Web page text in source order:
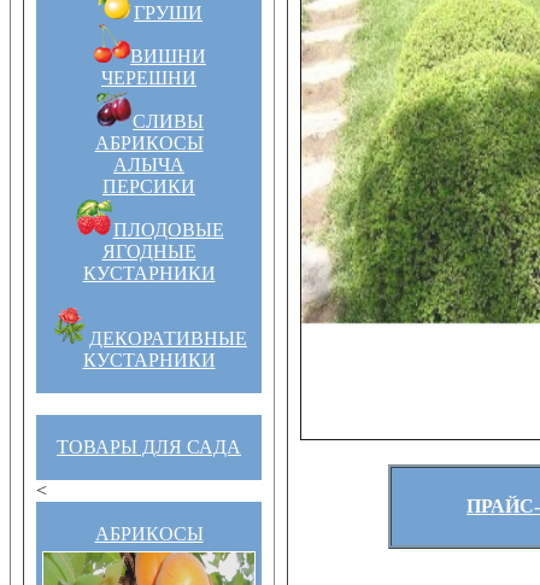
ГРУШИ
ВИШНИ
ЧЕРЕШНИ
СЛИВЫ
АБРИКОСЫ
АЛЫЧА
ПЕРСИКИ
ПЛОДОВЫЕ
ЯГОДНЫЕ
КУСТАРНИКИ
ДЕКОРАТИВНЫЕ
КУСТАРНИКИ
ТОВАРЫ ДЛЯ САДА
<
АБРИКОСЫ